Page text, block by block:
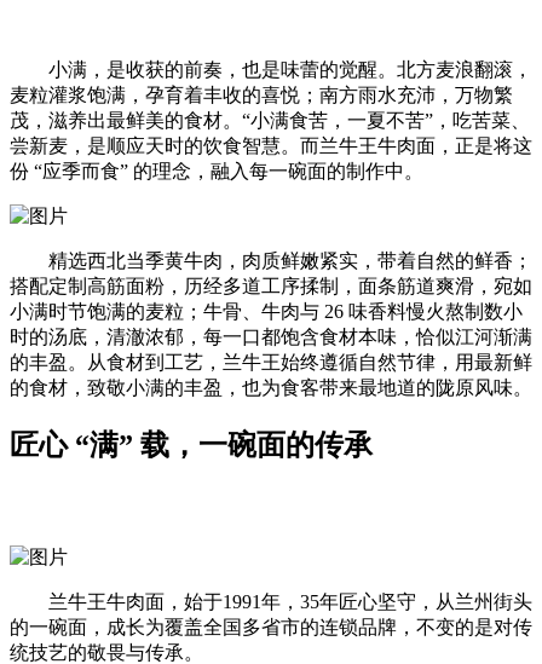
小满，是收获的前奏，也是味蕾的觉醒。北方麦浪翻滚，
麦粒灌浆饱满，孕育着丰收的喜悦；南方雨水充沛，万物繁
茂，滋养出最鲜美的食材。“小满食苦，一夏不苦”，吃苦菜、
尝新麦 ，是顺应天时的饮食智慧。而兰牛王牛肉面，正是将这
份 “应季而食” 的理念，融入每一碗面的制作中。
精选西北当季黄牛肉，肉质鲜嫩紧实，带着自然的鲜香；
搭配定制高筋面粉，历经多道工序揉制，面条筋道爽滑，宛如
小满时节饱满的麦粒；牛骨、牛肉与 26 味香料慢火熬制数小
时的汤底，清澈浓郁，每一口都饱含食材本味，恰似江河渐满
的丰盈。从食材到工艺，兰牛王始终遵循自然节律，用最新鲜
的食材，致敬小满的丰盈，也为食客带来最地道的陇原风味。
匠心 “满” 载，一碗面的传承
兰牛王牛肉面，始于1991年，35年匠心坚守，从兰州街头
的一碗面，成长为覆盖全国多省市的连锁品牌，不变的是对传
统技艺的敬畏与传承。